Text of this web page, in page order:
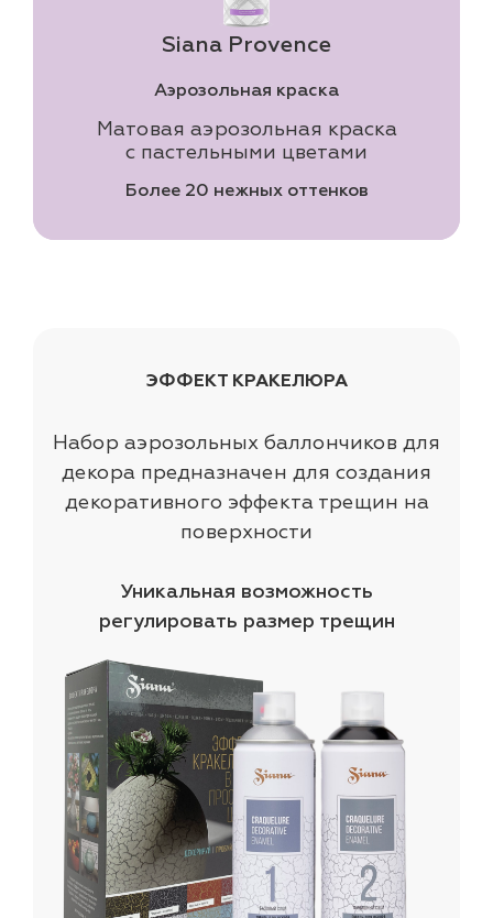
Siana Provence
Аэрозольная краска
Матовая аэрозольная краска
с пастельными цветами
Более 20 нежных оттенков
ЭФФЕКТ КРАКЕЛЮРА
Набор аэрозольных баллончиков для
декора предназначен для создания
декоративного эффекта трещин на
поверхности
Уникальная возможность
регулировать размер трещин